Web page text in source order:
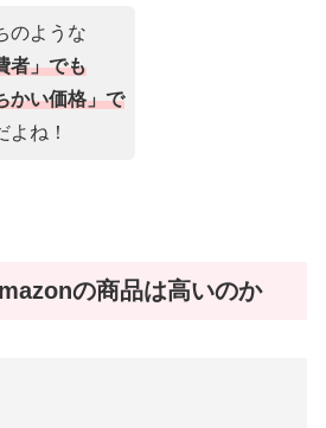
のような
者」でも
かい価格」で
よね！
の商品は高いのか